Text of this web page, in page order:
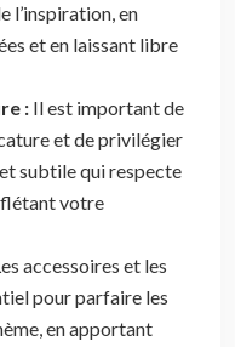
l’inspiration, en
et en laissant libre
: Il est important de
et de privilégier
subtile qui respecte
votre
accessoires et les
pour parfaire les
en apportant